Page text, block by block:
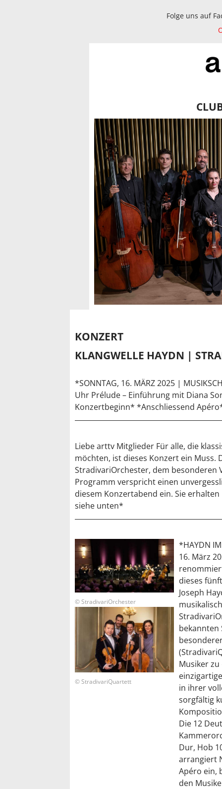
Folge uns auf
KONZERT
KLANGWELLE HAYDN |
*SONNTAG, 16. MÄRZ 2025 |
Uhr Prélude – Einführung mit Diana
Konzertbeginn* *Anschliessend
Liebe arttv Mitglieder Für alle, die
möchten, ist dieses Konzert ein
StradivariOrchester, dem
Programm verspricht einen
diesem Konzertabend ein. Sie
siehe unten*
© StradivariOrchester
© StradivariQuartett
*HAYDN
16. März
dieses
Joseph
bekannten
Musiker
in ihrer
sorgfältig
Die 12
Dur, Hob
arrangiert
Apéro ein,
den